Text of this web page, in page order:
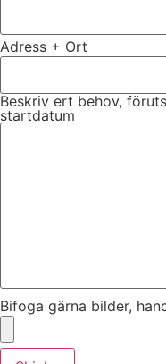
Adress + Ort
Beskriv ert behov,
startdatum
Bifoga gärna bilder,